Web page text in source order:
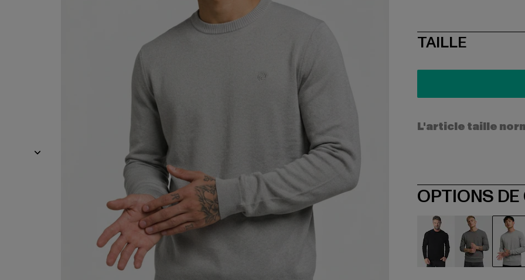
SIZE
TAILLE
L'article taille
OPTIONS